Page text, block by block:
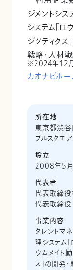
ジメントシス
システム「ロ
ジツティク
戦略・人材
2024年12
カオナビホ
所在地
東京都渋
ブルスクエ
設立
2008年5
代表者
代表取締
代表取締
事業内容
タレントマ
理システム
ウムメイト
ス」の開発